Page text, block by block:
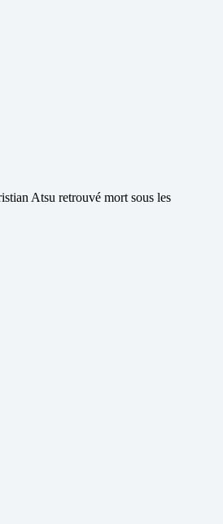
Atsu retrouvé mort sous les